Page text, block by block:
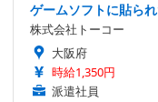
ゲームソフトに貼ら
株式会社トーコー
大阪府
時給1,350円
派遣社員